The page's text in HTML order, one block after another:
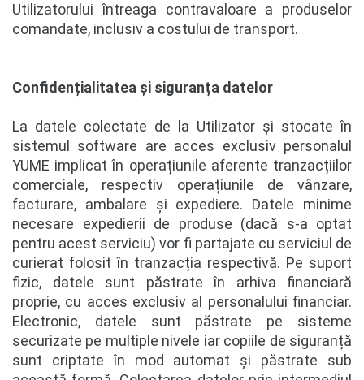
Utilizatorului întreaga contravaloare a produselor
comandate, inclusiv a costului de transport.
Confidențialitatea și siguranța datelor
La datele colectate de la Utilizator și stocate în
sistemul software are acces exclusiv personalul
YUME implicat în operațiunile aferente tranzacțiilor
comerciale, respectiv operațiunile de vânzare,
facturare, ambalare și expediere. Datele minime
necesare expedierii de produse (dacă s-a optat
pentru acest serviciu) vor fi partajate cu serviciul de
curierat folosit în tranzacția respectivă. Pe suport
fizic, datele sunt păstrate în arhiva financiară
proprie, cu acces exclusiv al personalului financiar.
Electronic, datele sunt păstrate pe sisteme
securizate pe multiple nivele iar copiile de siguranță
sunt criptate în mod automat și păstrate sub